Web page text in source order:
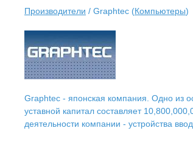
Производители / Graphtec (Компьютеры)
Graphtec - японская компания. Одно из
уставной капитал составляет
деятельности компании - устройства